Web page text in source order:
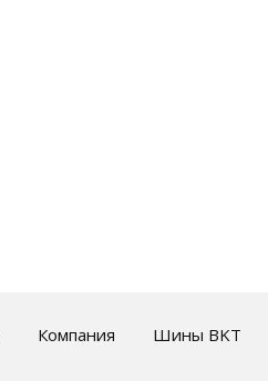
Компания Шины BKT